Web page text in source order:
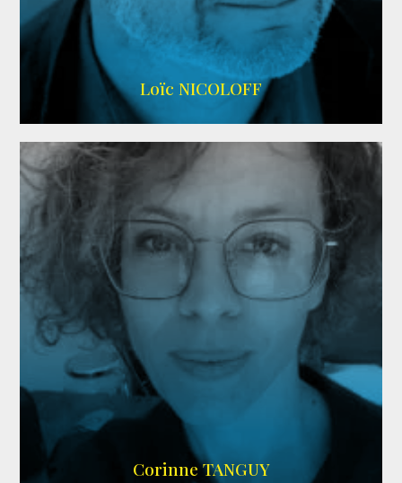
Wikipedia
Loïc NICOLOFF
SITE OFFICIEL
Corinne TANGUY